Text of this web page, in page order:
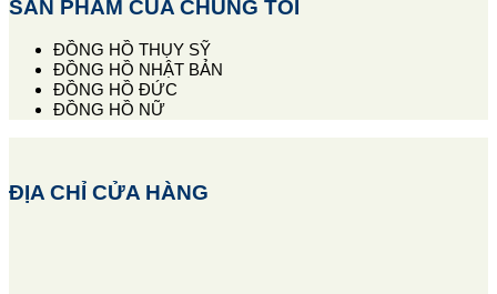
SẢN PHẨM CỦA CHÚNG TÔI
ĐỒNG HỒ THỤY SỸ
ĐỒNG HỒ NHẬT BẢN
ĐỒNG HỒ ĐỨC
ĐỒNG HỒ NỮ
ĐỊA CHỈ CỬA HÀNG